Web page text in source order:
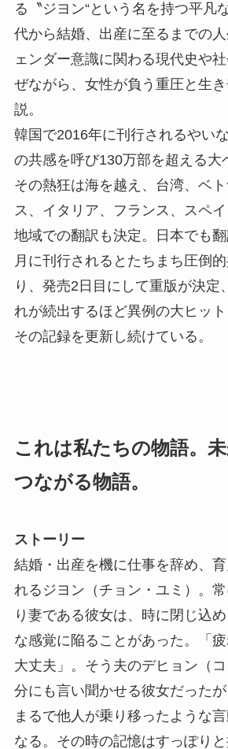
る〝ジヨン“という名を持つ平凡
代から結婚、出産に至るまでの
ェンダー意識に関わる現代史や
ぜながら、女性が負う重圧と生
説。
韓国で2016年に刊行されるやい
の共感を呼び130万部を超える大
その熱狂は海を越え、台湾、ベ
ス、イタリア、フランス、スペイ
地域での翻訳も決定。日本でも
月に刊行されるとたちまち圧倒
り、発売2日目にして重版が決定
れが続出するほど異例の大ヒット
その記録を更新し続けている。
これは私たちの物語。
つながる物語。
ストーリー
結婚・出産を機に仕事を辞め、
れるジヨン（チョン・ユミ）。
り妻である彼女は、時に閉じ込
な感覚に陥ることがあった。「疲
大丈夫」。そう夫のデヒョン（
分にも言い聞かせる彼女だったが
まるで他人が乗り移ったような
なる。その時の記憶はすっぽり